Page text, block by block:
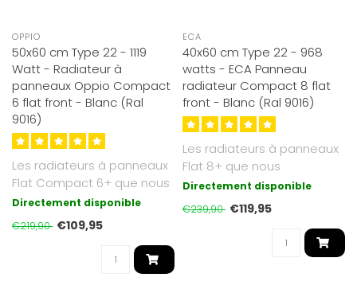
OPPIO
50x60 cm Type 22 - 1119
Watt - Radiateur à
panneaux Oppio Compact
6 flat front - Blanc (Ral
9016)
Les radiateurs à panneaux
Flat Compact 6+ que nous
proposons sont d'un blanc
Directement disponible
€219,90 €109,95
ECA
40x60 cm Type 22 - 968
watts - ECA Panneau
radiateur Compact 8 flat
front - Blanc (Ral 9016)
Les radiateurs à panneaux
Flat 8+ que nous
proposons sont d'un blanc
soyeux et ..
Directement disponible
€239,90 €119,95